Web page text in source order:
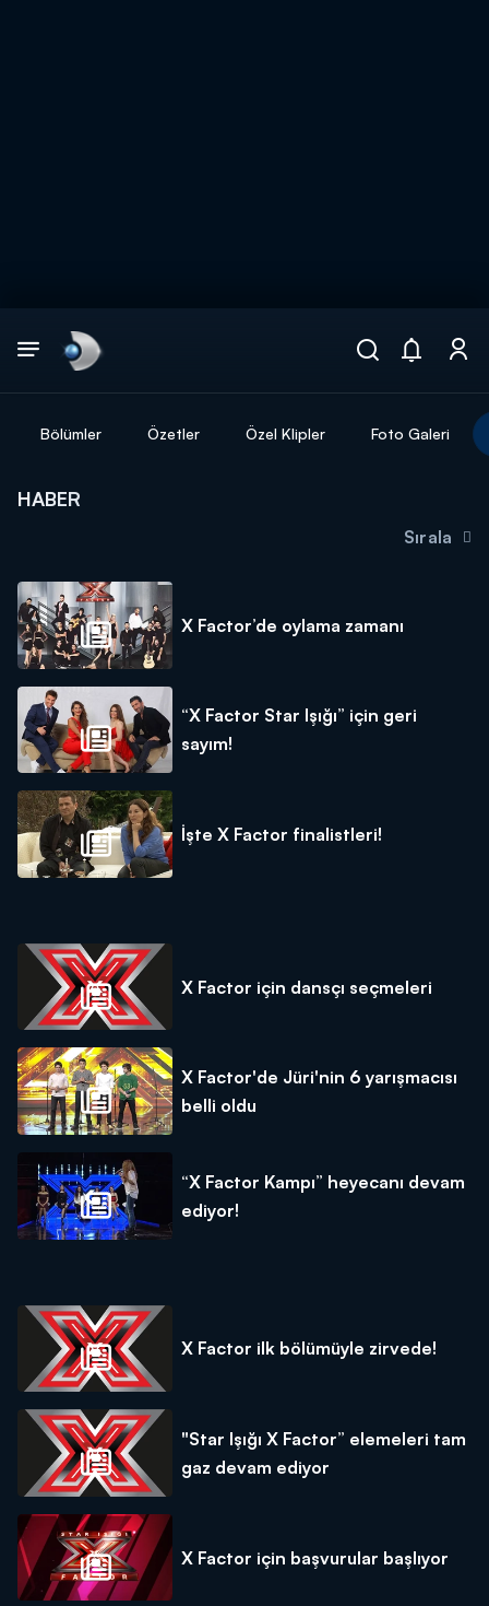
Bölümler Özetler Özel Klipler Foto Galeri
HABER
Sırala
X Factor’de oylama zamanı
“X Factor Star Işığı” için geri
sayım!
İşte X Factor finalistleri!
X Factor için dansçı seçmeleri
X Factor'de Jüri'nin 6 yarışmacısı
belli oldu
“X Factor Kampı” heyecanı devam
ediyor!
X Factor ilk bölümüyle zirvede!
"Star Işığı X Factor” elemeleri tam
gaz devam ediyor
X Factor için başvurular başlıyor